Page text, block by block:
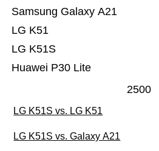
Huawei P30 Lite
LG K51S
LG K51
Samsung Galaxy A21
2500
LG K51S vs. LG K51
LG K51S vs. Galaxy A21